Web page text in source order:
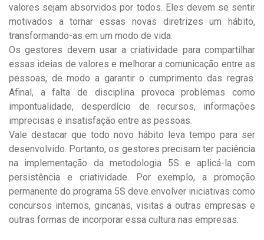
valores sejam absorvidos por todos. Eles devem se sentir
motivados a tornar essas novas diretrizes um hábito,
transformando-as em um modo de vida.
Os gestores devem usar a criatividade para compartilhar
essas ideias de valores e melhorar a comunicação entre as
pessoas, de modo a garantir o cumprimento das regras.
Afinal, a falta de disciplina provoca problemas como
impontualidade, desperdício de recursos, informações
imprecisas e insatisfação entre as pessoas.
Vale destacar que todo novo hábito leva tempo para ser
desenvolvido. Portanto, os gestores precisam ter paciência
na implementação da metodologia 5S e aplicá-la com
persistência e criatividade. Por exemplo, a promoção
permanente do programa 5S deve envolver iniciativas como
concursos internos, gincanas, visitas a outras empresas e
outras formas de incorporar essa cultura nas empresas.